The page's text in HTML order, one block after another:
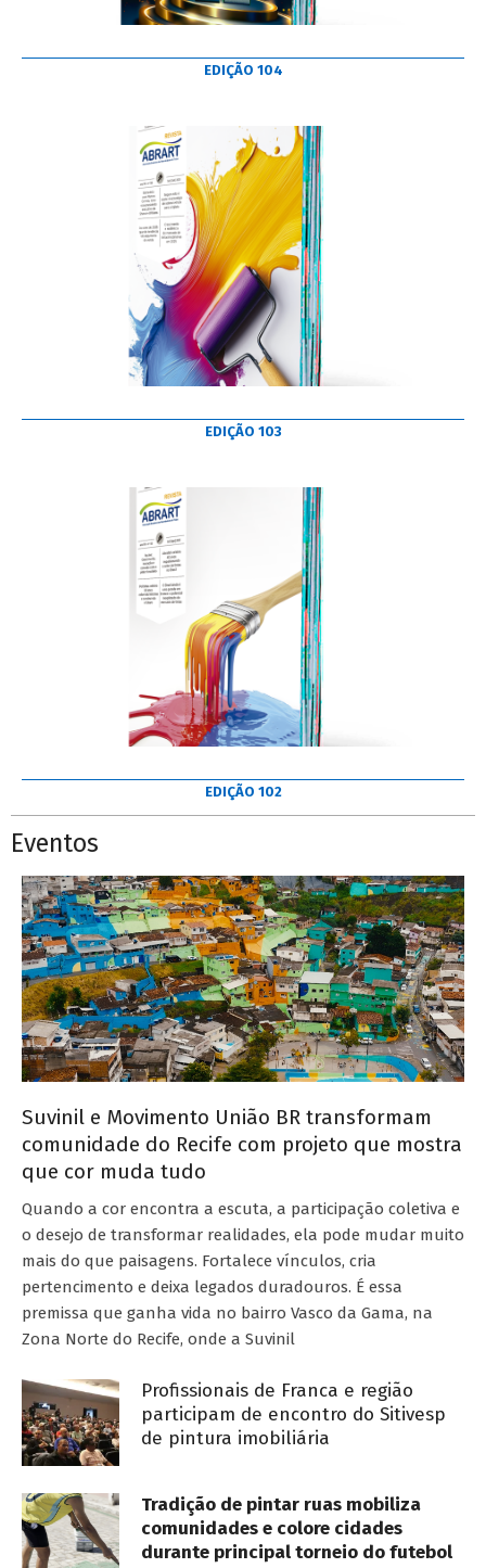
EDIÇÃO 104
EDIÇÃO 103
EDIÇÃO 102
Eventos
Suvinil e Movimento União BR transformam
comunidade do Recife com projeto que mostra
que cor muda tudo
Quando a cor encontra a escuta, a participação coletiva e
o desejo de transformar realidades, ela pode mudar muito
mais do que paisagens. Fortalece vínculos, cria
pertencimento e deixa legados duradouros. É essa
premissa que ganha vida no bairro Vasco da Gama, na
Zona Norte do Recife, onde a Suvinil
Profissionais de Franca e região
participam de encontro do Sitivesp
de pintura imobiliária
Tradição de pintar ruas mobiliza
comunidades e colore cidades
durante principal torneio do futebol